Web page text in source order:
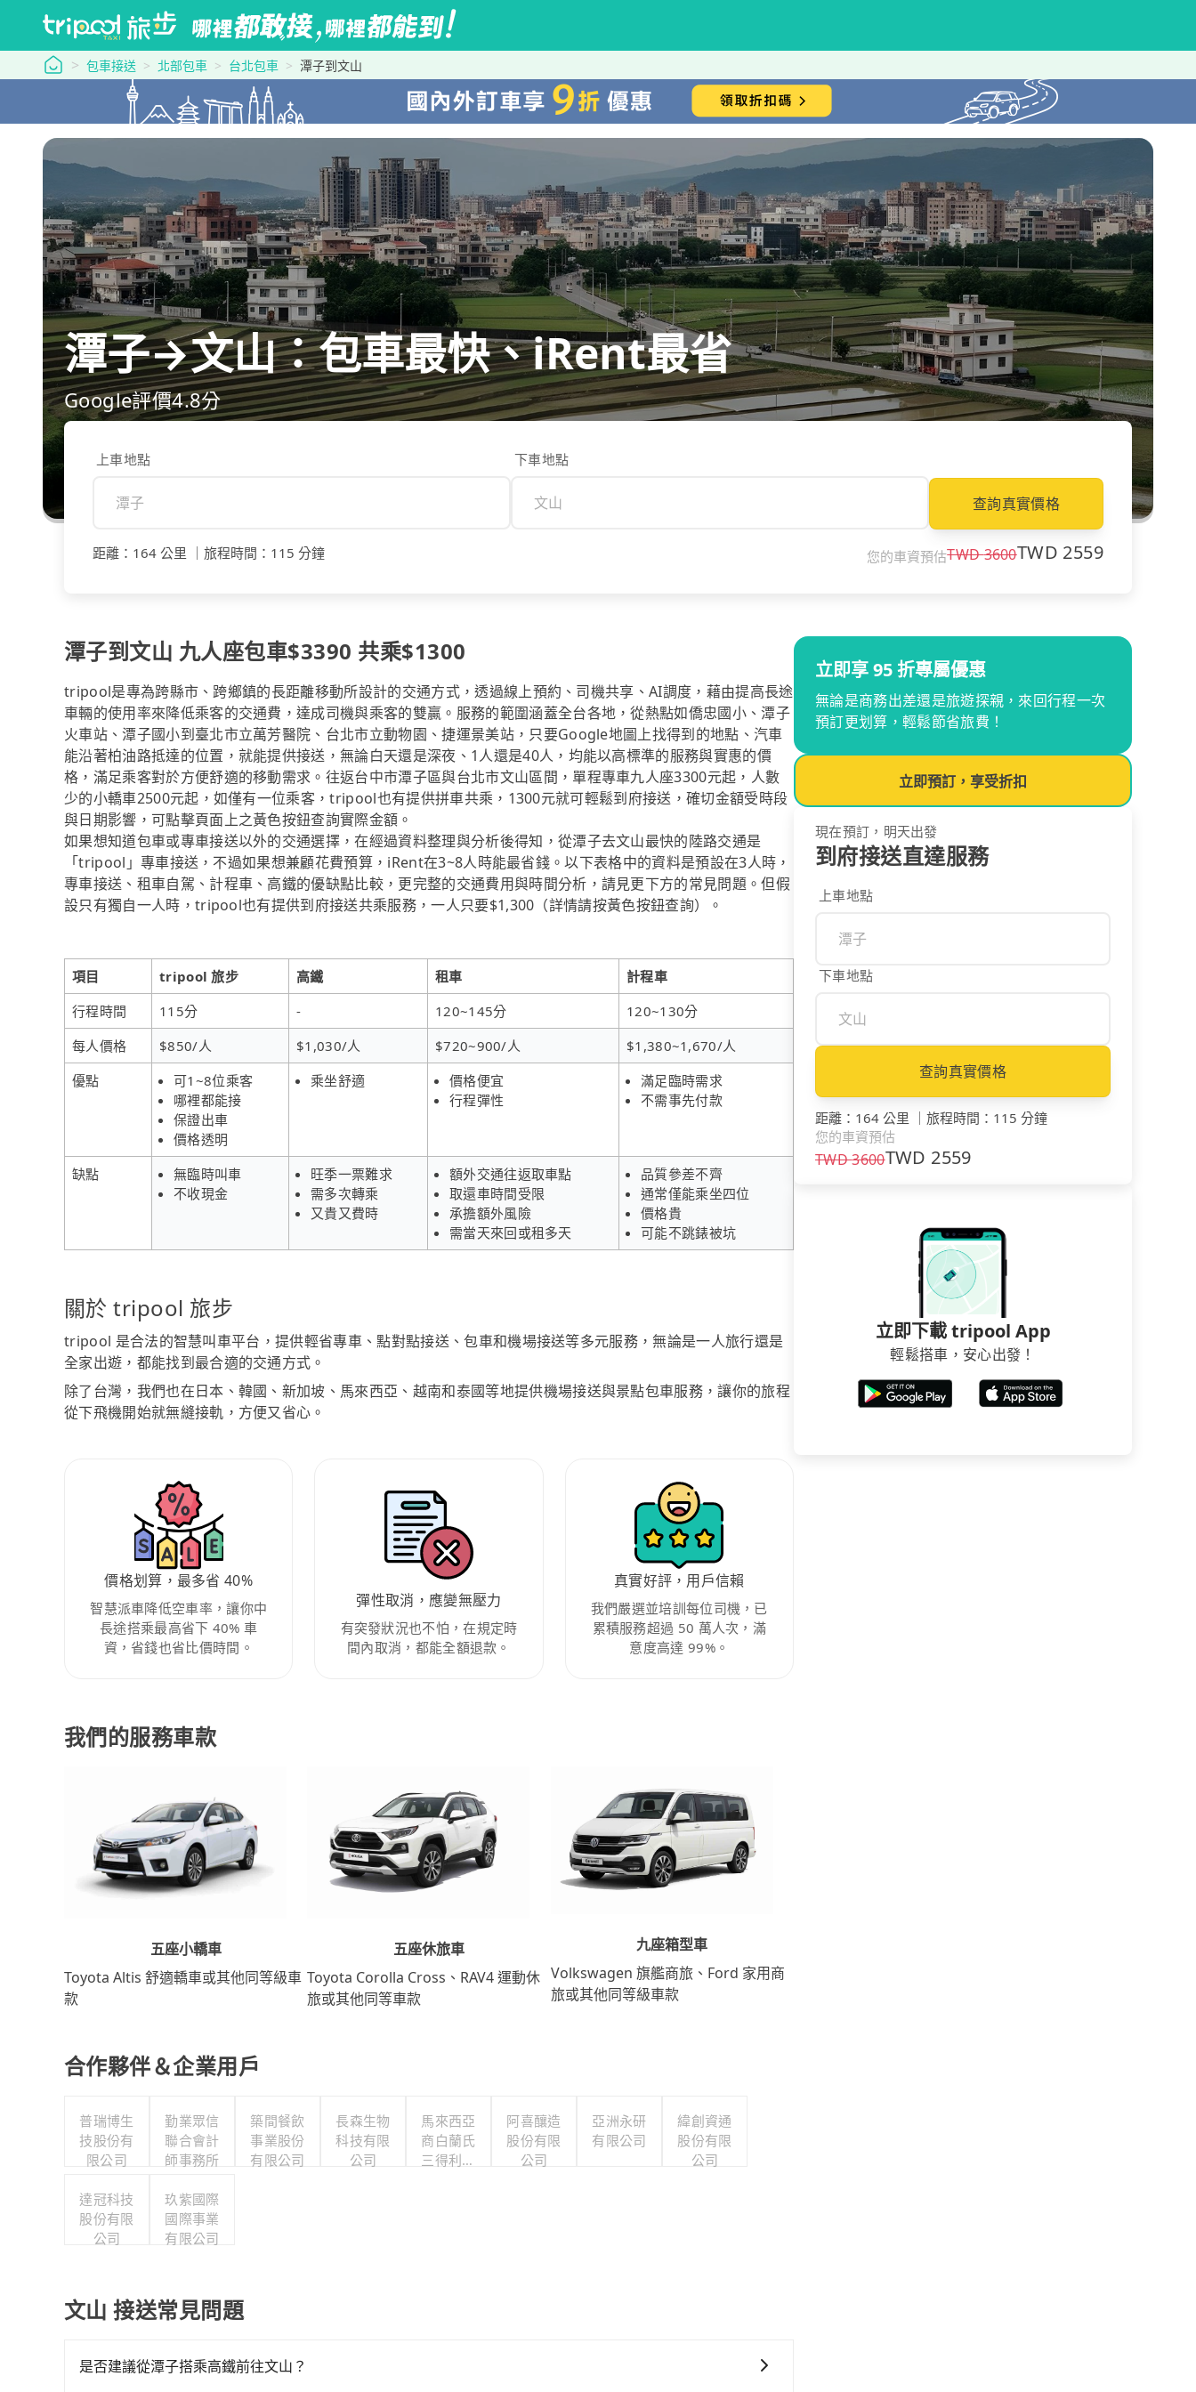
tripool 旅步
包車接送 北部包車 台北包車 潭子到文山
潭子→文山：包車最快、iRent最省
Google評價4.8分
上車地點 下車地點
查詢真實價格
距離 ： 164 公里 旅程時間 ： 115 分鐘 您的車資預估TWD3600TWD 2559
潭子到文山 九人座包車$3390 共乘$1300
tripool是專為跨縣市、跨鄉鎮的長距離移動所設計的交通方式，透過線上預約、司機共享、AI調度，藉由提高長途
車輛的使用率來降低乘客的交通費，達成司機與乘客的雙贏。服務的範圍涵蓋全台各地，從熱點如僑忠國小、潭子
火車站、潭子國小到臺北市立萬芳醫院、台北市立動物園、捷運景美站，只要Google地圖上找得到的地點、汽車
能沿著柏油路抵達的位置，就能提供接送，無論白天還是深夜、1人還是40人，均能以高標準的服務與實惠的價
格，滿足乘客對於方便舒適的移動需求。往返台中市潭子區與台北市文山區間，單程專車九人座3300元起，人數
少的小轎車2500元起，如僅有一位乘客，tripool也有提供拼車共乘，1300元就可輕鬆到府接送，確切金額受時段
與日期影響，可點擊頁面上之黃色按鈕查詢實際金額。
如果想知道包車或專車接送以外的交通選擇，在經過資料整理與分析後得知，從潭子去文山最快的陸路交通是
「tripool」專車接送，不過如果想兼顧花費預算，iRent在3~8人時能最省錢。以下表格中的資料是預設在3人時，
專車接送、租車自駕、計程車、高鐵的優缺點比較，更完整的交通費用與時間分析，請見更下方的常見問題。但假
設只有獨自一人時，tripool也有提供到府接送共乘服務，一人只要$1,300（詳情請按黃色按鈕查詢）。
項目 tripool 旅步 高鐵 租車
計程車
行程時間
115分 - 120~145分
120~130分
每人價格
$850/人 $1,030/人 $720~900/人
$1,380~1,670/人
優點
可1~8位乘客
哪裡都能接
保證出車
價格透明
乘坐舒適
價格便宜
行程彈性
滿足臨時需求
不需事先付款
缺點
無臨時叫車
不收現金
旺季一票難求
需多次轉乘
又貴又費時
額外交通往返取車點
取還車時間受限
承擔額外風險
需當天來回或租多天
品質參差不齊
通常僅能乘坐四位
價格貴
可能不跳錶被坑
關於 tripool 旅步
tripool 是合法的智慧叫車平台，提供輕省專車、點對點接送、包車和機場接送等多元服務，無論是一人旅行還是
全家出遊，都能找到最合適的交通方式。
除了台灣，我們也在日本、韓國、新加坡、馬來西亞、越南和泰國等地提供機場接送與景點包車服務，讓你的旅程
從下飛機開始就無縫接軌，方便又省心。
價格划算，最多省 40%
智慧派車降低空車率，讓你中
長途搭乘最高省下 40% 車
資，省錢也省比價時間。
彈性取消，應變無壓力
有突發狀況也不怕，在規定時
間內取消，都能全額退款。
真實好評，用戶信賴
我們嚴選並培訓每位司機，已
累積服務超過 50 萬人次，滿
意度高達 99%。
我們的服務車款
五座小轎車
Toyota Altis 舒適轎車或其他同等級車
款
五座休旅車
Toyota Corolla Cross、RAV4 運動休
旅或其他同等車款
九座箱型車
Volkswagen 旗艦商旅、Ford 家用商
旅或其他同等級車款
合作夥伴＆企業用戶
普瑞博生
技股份有
限公司
勤業眾信
聯合會計
師事務所
築間餐飲
事業股份
有限公司
長森生物
科技有限
公司
馬來西亞
商白蘭氏
三得利股
阿喜釀造
股份有限
公司
亞洲永研
有限公司
緯創資通
股份有限
公司
達冠科技
股份有限
公司
玖紫國際
國際事業
有限公司
文山 接送常見問題
是否建議從潭子搭乘高鐵前往文山？
立即享 95 折專屬優惠
無論是商務出差還是旅遊探親，來回行程一次
預訂更划算，輕鬆節省旅費！
立即預訂，享受折扣
現在預訂，明天出發
到府接送直達服務
上車地點
下車地點
查詢真實價格
距離 ： 164 公里 ｜ 旅程時間 ： 115 分鐘
您的車資預估
TWD3600TWD 2559
立即下載 tripool App
輕鬆搭車，安心出發！